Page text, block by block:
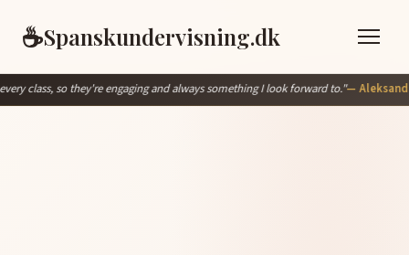
☕Spanskundervisning.dk
engaging and always something I look forward to."— Aleksandra O.